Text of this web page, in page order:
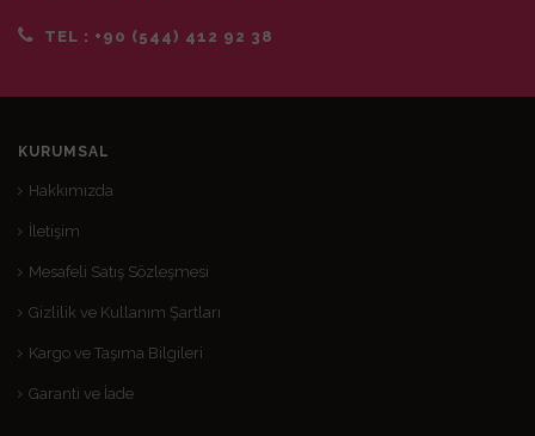
TEL : +90 (544) 412 92 38
KURUMSAL
Hakkımızda
İletişim
Mesafeli Satış Sözleşmesi
Gizlilik ve Kullanım Şartları
Kargo ve Taşıma Bilgileri
Garanti ve İade